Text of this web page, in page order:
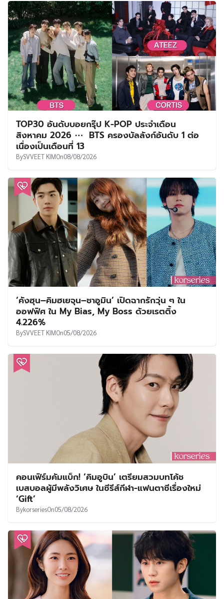
TOP30 อันดับบอยกรุ๊ป K-POP ประจำเดือน
สิงหาคม 2026 ⋯ BTS ครองบัลลังก์อันดับ 1 ต่อ
เนื่องเป็นเดือนที่ 13
BySVVEET KIMOn08/08/2026
‘คังฮุน–คิมฮเยจุน–ชาอูมิน’ เปิดฉากรักวุ่น ๆ ใน
ออฟฟิศ ใน My Bias, My Boss ด้วยเรตติ้ง
4.226%
BySVVEET KIMOn05/08/2026
คอนเฟิร์มคัมแบ็ก! ‘คิมอูบิน’ เตรียมสวมบทโค้ช
เบสบอลผู้มีพลังวิเศษ ในซีรีส์กีฬา-แฟนตาซีเรื่องใหม่
‘Gift’
BykorseriesOn05/08/2026